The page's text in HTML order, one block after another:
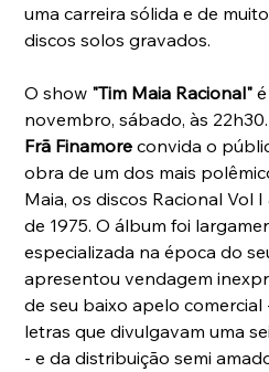
uma carreira sólida e de
discos solos gravados.
O show "Tim Maia Racional"
novembro, sábado, às
Frã Finamore convida o
obra de um dos mais
Maia, os discos Racional Vol
de 1975. O álbum foi
especializada na época do
apresentou vendagem
de seu baixo apelo
letras que divulgavam uma
- e da distribuição semi